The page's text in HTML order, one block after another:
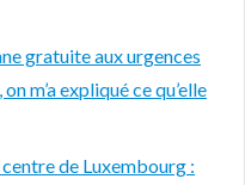
gratuite aux urgences
m’a expliqué ce qu’elle
de Luxembourg :